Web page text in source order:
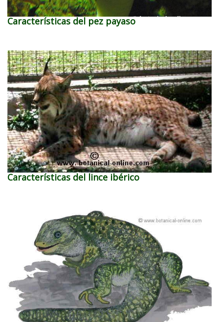
Características del pez payaso
Características del lince ibérico